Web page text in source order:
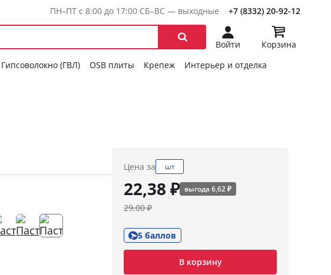
ПН–ПТ с 8:00 до 17:00 СБ–ВС — выходные +7 (8332) 20-92-12
Войти
Корзина
(ГВЛ) OSB плиты Крепеж Интерьер и отделка
Цена за шт
22,38 ₽ выгода 6,62 ₽
29,00 ₽
5 баллов
В корзину